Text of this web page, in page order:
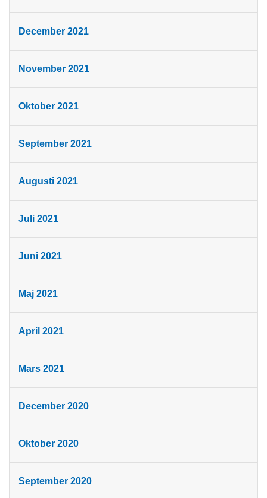
December 2021
November 2021
Oktober 2021
September 2021
Augusti 2021
Juli 2021
Juni 2021
Maj 2021
April 2021
Mars 2021
December 2020
Oktober 2020
September 2020